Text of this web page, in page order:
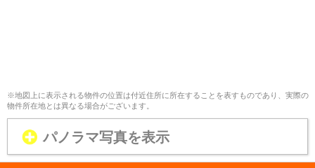
※地図上に表示される物件の位置は付近住所に所在することを表すものであり、実際の
物件所在地とは異なる場合がございます。
パノラマ写真を表示